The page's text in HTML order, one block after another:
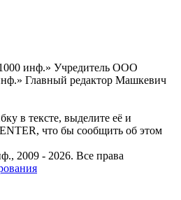
инф.» Учредитель ООО
Главный редактор Машкевич
в тексте, выделите её и
что бы сообщить об этом
2009 - 2026. Все права